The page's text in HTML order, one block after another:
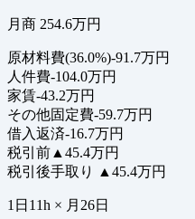
月商 254.6万円
原材料費(36.0%)-91.7万円
人件費-104.0万円
家賃-43.2万円
その他固定費-59.7万円
借入返済-16.7万円
税引前 ▲45.4万円
税引後手取り
▲45.4万円
1日11h × 月26日